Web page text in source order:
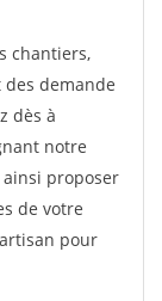
chantiers,
demande
dès à
notre
proposer
de votre
pour